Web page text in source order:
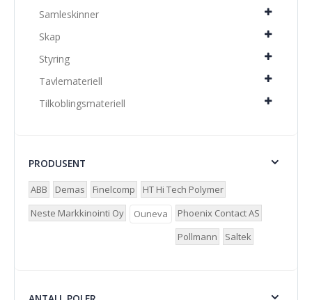
Samleskinner
Skap
Styring
Tavlemateriell
Tilkoblingsmateriell
PRODUSENT
ABB Demas Finelcomp
HT Hi Tech Polymer
Neste Markkinointi Oy
Ouneva
Phoenix Contact AS
Pollmann
Saltek